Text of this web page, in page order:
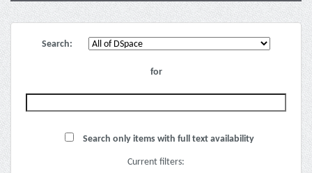
Search:
for
Search only items with full text availability
Current filters: